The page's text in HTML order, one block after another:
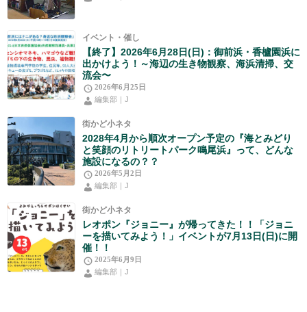
イベント・催し
【終了】2026年6月28日(日)：御前浜・香櫨園浜に
出かけよう！～海辺の生き物観察、海浜清掃、交
流会〜
2026年6月25日
編集部｜J
街かど小ネタ
2028年4月から順次オープン予定の『海とみどり
と笑顔のリトリートパーク鳴尾浜』って、どんな
施設になるの？？
2026年5月2日
編集部｜J
街かど小ネタ
レオポン『ジョニー』が帰ってきた！！「ジョニ
ーを描いてみよう！」イベントが7月13日(日)に開
催！！
2025年6月9日
編集部｜J